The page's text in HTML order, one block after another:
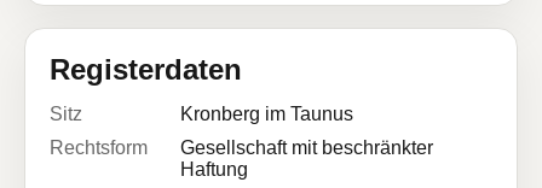
Registerdaten
Sitz
Kronberg im Taunus
Rechtsform
Gesellschaft mit beschränkter
Haftung